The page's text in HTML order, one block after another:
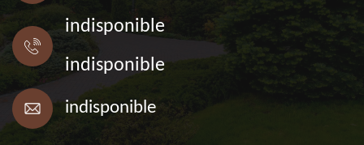
indisponible
indisponible
indisponible